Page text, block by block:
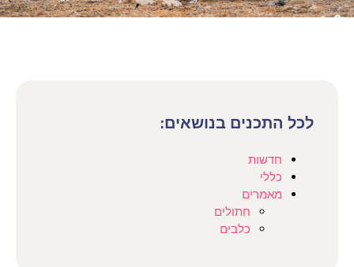
לכל התכנים בנושאים:
חדשות
כללי
מאמרים
חתולים
כלבים